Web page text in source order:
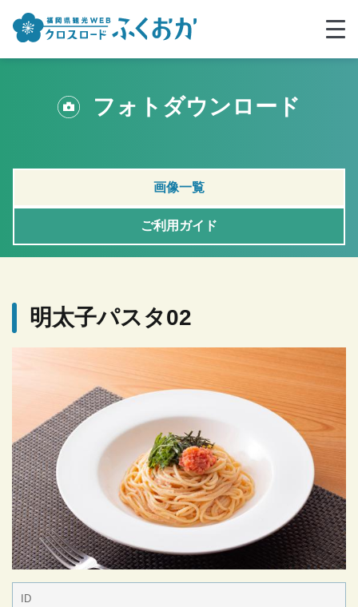
フォトダウンロード
画像一覧
ご利用ガイド
明太子パスタ02
ID